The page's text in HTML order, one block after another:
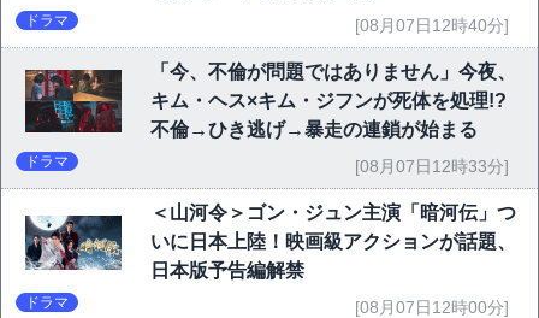
ドラマ [08月07日12時40分]
「今、不倫が問題ではありません」今夜、
キム・ヘス×キム・ジフンが死体を処理!?
不倫→ひき逃げ→暴走の連鎖が始まる
ドラマ [08月07日12時33分]
＜山河令＞ゴン・ジュン主演「暗河伝」つ
いに日本上陸！映画級アクションが話題、
日本版予告編解禁
ドラマ [08月07日12時00分]